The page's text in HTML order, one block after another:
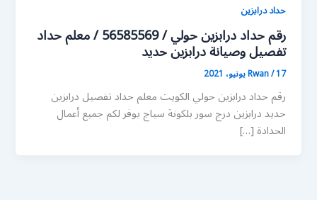
حداد درابزين
رقم حداد درابزين حولي / 56585569 / معلم حداد
تفصيل وصيانة درابزين حديد
Rwan/17 يونيو، 2021
رقم حداد درابزين حولي الكويت معلم حداد تفصيل درابزين
حديد درابزين درج سور بلكونة سياج يوفر لكم جميع أعمال
الحدادة […]